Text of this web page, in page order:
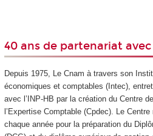
40 ans de partenariat
Depuis 1975, Le Cnam à travers son
économiques et comptables (Intec),
avec l’INP-HB par la création du Centre
l’Expertise Comptable (Cpdec). Le
chaque année pour la préparation du